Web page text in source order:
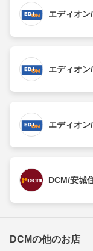
エディオ
エディオン
エディオ
DCM/安城
DCMの他のお店